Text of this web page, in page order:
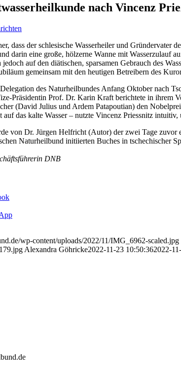
nach Vincenz
dass der schlesische Wasserheiler und
darin eine große, hölzerne Wanne mit Wasserzulauf
jedoch auf den diätischen, sparsamen Gebrauch des
gemeinsam mit den heutigen Betreibern des
des Naturheilbundes Anfang Oktober nach
Präsidentin Prof. Dr. Karin Kraft berichtete in ihrem
(David Julius und Ardem Patapoutian) den
das kalte Wasser – nutzte Vincenz Priessnitz
von Dr. Jürgen Helfricht (Autor) der zwei Tage
Naturheilbund initiierten Buches in tschechischer
DNB
wp-content/uploads/2022/11/IMG_6962-scaled.jpg
Alexandra Göhricke2022-11-23 10:50:362022-